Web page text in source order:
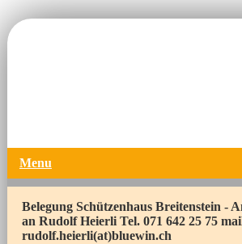
Menu
Belegung Schützenhaus Breitenstein -
an Rudolf Heierli Tel. 071 642 25 75
rudolf.heierli(at)bluewin.ch